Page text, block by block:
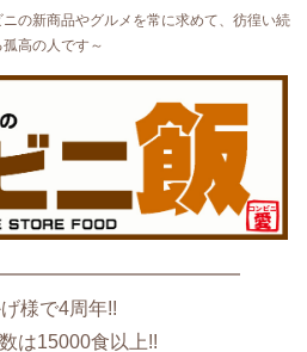
の新商品やグルメを常に求めて、彷徨い続
孤高の人です～
様で4周年!!
は15000食以上!!